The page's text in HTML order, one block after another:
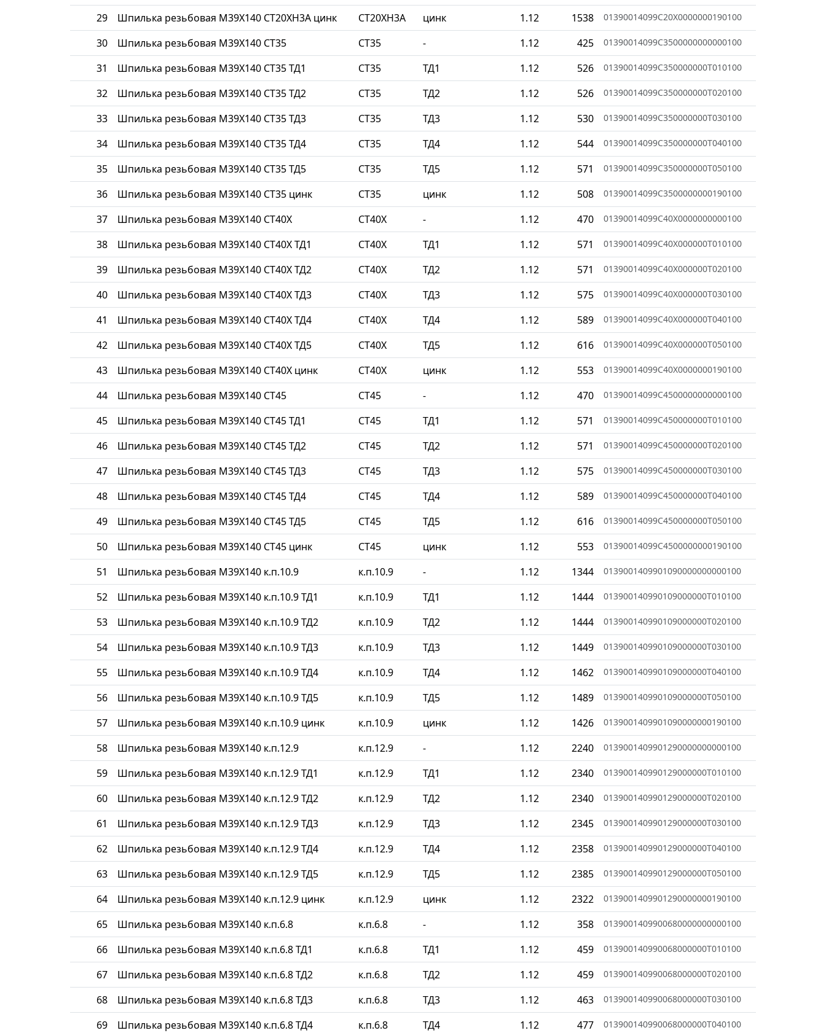
29 Шпилька резьбовая М39Х140 СТ20ХН3А цинк СТ20ХН3А цинк 1.12 1538 01390014099C20X0000000190100
30 Шпилька резьбовая М39Х140 СТ35 СТ35 - 1.12 425 01390014099C3500000000000100
31 Шпилька резьбовая М39Х140 СТ35 ТД1 СТ35 ТД1 1.12 526 01390014099C350000000T010100
32 Шпилька резьбовая М39Х140 СТ35 ТД2 СТ35 ТД2 1.12 526 01390014099C350000000T020100
33 Шпилька резьбовая М39Х140 СТ35 ТД3 СТ35 ТД3 1.12 530 01390014099C350000000T030100
34 Шпилька резьбовая М39Х140 СТ35 ТД4 СТ35 ТД4 1.12 544 01390014099C350000000T040100
35 Шпилька резьбовая М39Х140 СТ35 ТД5 СТ35 ТД5 1.12 571 01390014099C350000000T050100
36 Шпилька резьбовая М39Х140 СТ35 цинк СТ35 цинк 1.12 508 01390014099C3500000000190100
37 Шпилька резьбовая М39Х140 СТ40Х СТ40Х - 1.12 470 01390014099C40X0000000000100
38 Шпилька резьбовая М39Х140 СТ40Х ТД1 СТ40Х ТД1 1.12 571 01390014099C40X000000T010100
39 Шпилька резьбовая М39Х140 СТ40Х ТД2 СТ40Х ТД2 1.12 571 01390014099C40X000000T020100
40 Шпилька резьбовая М39Х140 СТ40Х ТД3 СТ40Х ТД3 1.12 575 01390014099C40X000000T030100
41 Шпилька резьбовая М39Х140 СТ40Х ТД4 СТ40Х ТД4 1.12 589 01390014099C40X000000T040100
42 Шпилька резьбовая М39Х140 СТ40Х ТД5 СТ40Х ТД5 1.12 616 01390014099C40X000000T050100
43 Шпилька резьбовая М39Х140 СТ40Х цинк СТ40Х цинк 1.12 553 01390014099C40X0000000190100
44 Шпилька резьбовая М39Х140 СТ45 СТ45 - 1.12 470 01390014099C4500000000000100
45 Шпилька резьбовая М39Х140 СТ45 ТД1 СТ45 ТД1 1.12 571 01390014099C450000000T010100
46 Шпилька резьбовая М39Х140 СТ45 ТД2 СТ45 ТД2 1.12 571 01390014099C450000000T020100
47 Шпилька резьбовая М39Х140 СТ45 ТД3 СТ45 ТД3 1.12 575 01390014099C450000000T030100
48 Шпилька резьбовая М39Х140 СТ45 ТД4 СТ45 ТД4 1.12 589 01390014099C450000000T040100
49 Шпилька резьбовая М39Х140 СТ45 ТД5 СТ45 ТД5 1.12 616 01390014099C450000000T050100
50 Шпилька резьбовая М39Х140 СТ45 цинк СТ45 цинк 1.12 553 01390014099C4500000000190100
51 Шпилька резьбовая М39Х140 к.п.10.9 к.п.10.9 - 1.12 1344 0139001409901090000000000100
52 Шпилька резьбовая М39Х140 к.п.10.9 ТД1 к.п.10.9 ТД1 1.12 1444 013900140990109000000T010100
53 Шпилька резьбовая М39Х140 к.п.10.9 ТД2 к.п.10.9 ТД2 1.12 1444 013900140990109000000T020100
54 Шпилька резьбовая М39Х140 к.п.10.9 ТД3 к.п.10.9 ТД3 1.12 1449 013900140990109000000T030100
55 Шпилька резьбовая М39Х140 к.п.10.9 ТД4 к.п.10.9 ТД4 1.12 1462 013900140990109000000T040100
56 Шпилька резьбовая М39Х140 к.п.10.9 ТД5 к.п.10.9 ТД5 1.12 1489 013900140990109000000T050100
57 Шпилька резьбовая М39Х140 к.п.10.9 цинк к.п.10.9 цинк 1.12 1426 0139001409901090000000190100
58 Шпилька резьбовая М39Х140 к.п.12.9 к.п.12.9 - 1.12 2240 0139001409901290000000000100
59 Шпилька резьбовая М39Х140 к.п.12.9 ТД1 к.п.12.9 ТД1 1.12 2340 013900140990129000000T010100
60 Шпилька резьбовая М39Х140 к.п.12.9 ТД2 к.п.12.9 ТД2 1.12 2340 013900140990129000000T020100
61 Шпилька резьбовая М39Х140 к.п.12.9 ТД3 к.п.12.9 ТД3 1.12 2345 013900140990129000000T030100
62 Шпилька резьбовая М39Х140 к.п.12.9 ТД4 к.п.12.9 ТД4 1.12 2358 013900140990129000000T040100
63 Шпилька резьбовая М39Х140 к.п.12.9 ТД5 к.п.12.9 ТД5 1.12 2385 013900140990129000000T050100
64 Шпилька резьбовая М39Х140 к.п.12.9 цинк к.п.12.9 цинк 1.12 2322 0139001409901290000000190100
65 Шпилька резьбовая М39Х140 к.п.6.8 к.п.6.8 - 1.12 358 0139001409900680000000000100
66 Шпилька резьбовая М39Х140 к.п.6.8 ТД1 к.п.6.8 ТД1 1.12 459 013900140990068000000T010100
67 Шпилька резьбовая М39Х140 к.п.6.8 ТД2 к.п.6.8 ТД2 1.12 459 013900140990068000000T020100
68 Шпилька резьбовая М39Х140 к.п.6.8 ТД3 к.п.6.8 ТД3 1.12 463 013900140990068000000T030100
69 Шпилька резьбовая М39Х140 к.п.6.8 ТД4 к.п.6.8 ТД4 1.12 477 013900140990068000000T040100